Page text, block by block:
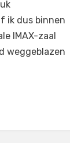
ik dus binnen
IMAX-zaal
weggeblazen